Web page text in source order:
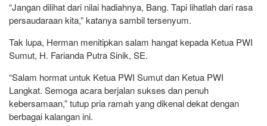
“Jangan dilihat dari nilai hadiahnya, Bang. Tapi lihatlah dari rasa
persaudaraan kita,” katanya sambil tersenyum.
Tak lupa, Herman menitipkan salam hangat kepada Ketua PWI
Sumut, H. Farianda Putra Sinik, SE.
“Salam hormat untuk Ketua PWI Sumut dan Ketua PWI
Langkat. Semoga acara berjalan sukses dan penuh
kebersamaan,” tutup pria ramah yang dikenal dekat dengan
berbagai kalangan ini.